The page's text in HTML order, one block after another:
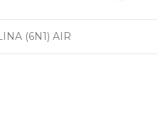
(6N1) AIR